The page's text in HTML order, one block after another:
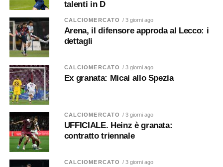
talenti in D
CALCIOMERCATO / 3 giorni ago
Arena, il difensore approda al Lecco: i
dettagli
CALCIOMERCATO / 3 giorni ago
Ex granata: Micai allo Spezia
CALCIOMERCATO / 3 giorni ago
UFFICIALE. Heinz è granata:
contratto triennale
CALCIOMERCATO / 3 giorni ago